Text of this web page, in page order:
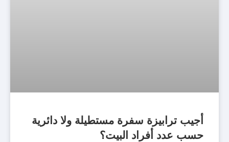
أجيب ترابيزة سفرة مستطيلة ولا دائرية
حسب عدد أفراد البيت؟